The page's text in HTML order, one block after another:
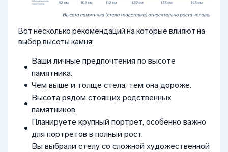
Вот несколько рекомендаций на которые влияют на
выбор высоты камня:
Ваши личные предпочтения по высоте
памятника.
Чем выше и толще стела, тем она дороже.
Высота рядом стоящих родственных
памятников.
Планируете крупный портрет, особенно важно
для портретов в полный рост.
Вы выбрали стелу со сложной художественной